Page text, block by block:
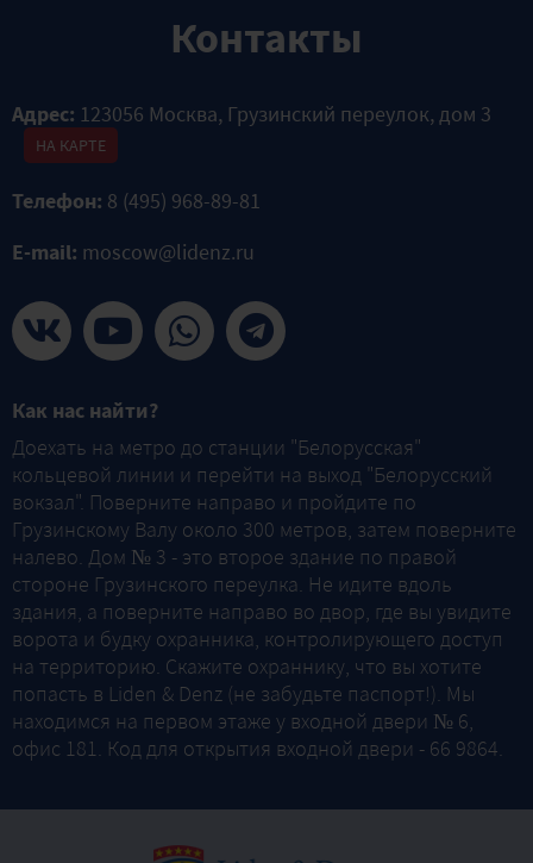
Контакты
Адрес: 123056 Москва, Грузинский переулок, дом 3
НА КАРТЕ
Телефон: 8 (495) 968-89-81
E-mail: moscow@lidenz.ru
Как нас найти?
Доехать на метро до станции "Белорусская"
кольцевой линии и перейти на выход "Белорусский
вокзал". Поверните направо и пройдите по
Грузинскому Валу около 300 метров, затем поверните
налево. Дом № 3 - это второе здание по правой
стороне Грузинского переулка. Не идите вдоль
здания, а поверните направо во двор, где вы увидите
ворота и будку охранника, контролирующего доступ
на территорию. Скажите охраннику, что вы хотите
попасть в Liden & Denz (не забудьте паспорт!). Мы
находимся на первом этаже у входной двери № 6,
офис 181. Код для открытия входной двери - 66 9864.